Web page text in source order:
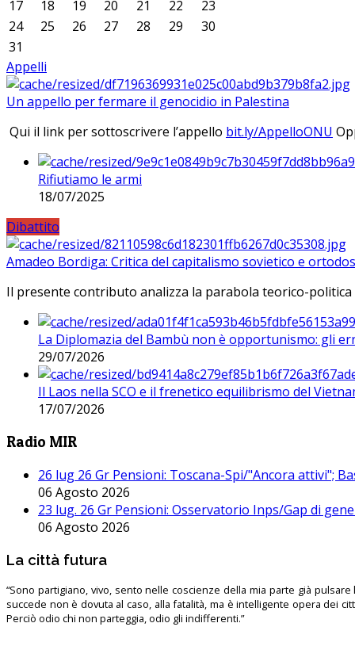
17 18 19 20 21 22
23
24
25 26 27 28 29
30
31
Appelli
Un appello per fermare il genocidio in Palestina
Qui il link per sottoscrivere l’appello bit.ly/AppelloONU
Rifiutiamo le armi
18/07/2025
Dibattito
Amadeo Bordiga: Critica del capitalismo sovietico e
Il presente contributo analizza la parabola teorico-
La Diplomazia del Bambù non è opportunismo: gli
29/07/2026
Il Laos nella SCO e il frenetico equilibrismo del
17/07/2026
Radio MIR
26 lug 26 Gr Pensioni: Toscana-Spi/"Ancora attivi";
06 Agosto 2026
23 lug. 26 Gr Pensioni: Osservatorio Inps/Gap di
06 Agosto 2026
La città futura
“Sono partigiano, vivo, sento nelle coscienze della mia parte già pulsare
succede non è dovuta al caso, alla fatalità, ma è intelligente opera dei
Perciò odio chi non parteggia, odio gli indifferenti.”